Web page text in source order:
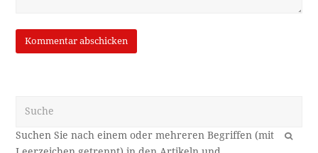
OK